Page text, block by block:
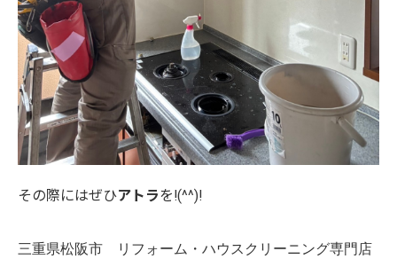
その際にはぜひアトラ を!(^^)!
三重県松阪市 リフォーム・ハウスクリーニング専門店